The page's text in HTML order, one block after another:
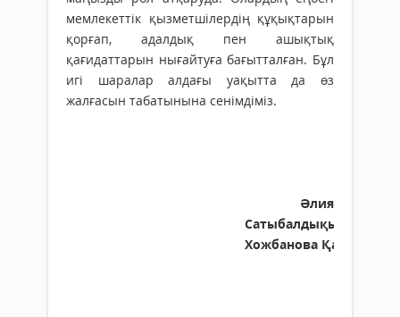
мемлекеттік қызметшілердің құқықтарын
қорғап, адалдық пен ашықтық
қағидаттарын нығайтуға бағытталған. Бұл
игі шаралар алдағы уақытта да өз
жалғасын табатынына сенімдіміз.
Әлия
Сатыбалдықызы
Хожбанова Қазақстан